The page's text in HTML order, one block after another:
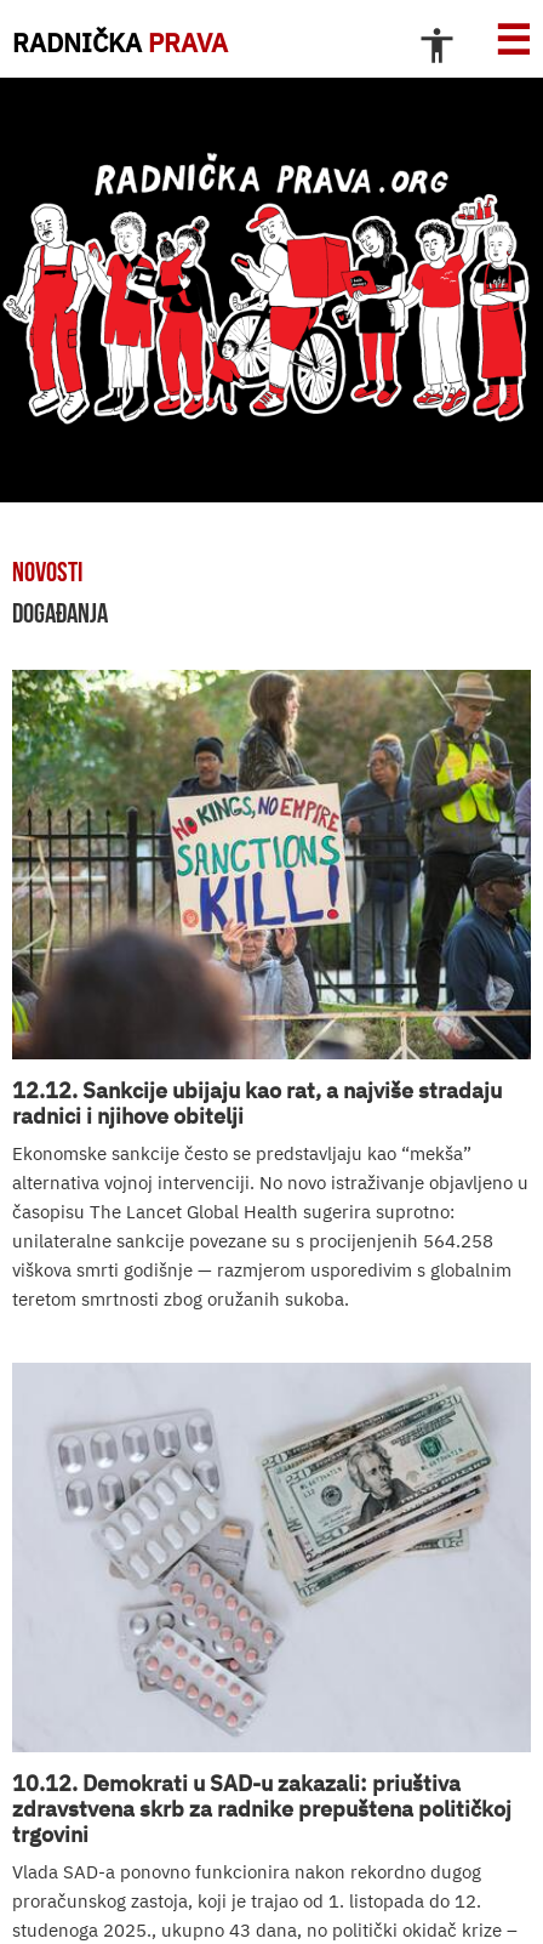
RADNIČKA PRAVA ☰
NOVOSTI
DOGAĐANJA
12.12. Sankcije ubijaju kao rat, a najviše stradaju
radnici i njihove obitelji
Ekonomske sankcije često se predstavljaju kao “mekša”
alternativa vojnoj intervenciji. No novo istraživanje objavljeno u
časopisu The Lancet Global Health sugerira suprotno:
unilateralne sankcije povezane su s procijenjenih 564.258
viškova smrti godišnje — razmjerom usporedivim s globalnim
teretom smrtnosti zbog oružanih sukoba.
10.12. Demokrati u SAD-u zakazali: priuštiva
zdravstvena skrb za radnike prepuštena političkoj
trgovini
Vlada SAD-a ponovno funkcionira nakon rekordno dugog
proračunskog zastoja, koji je trajao od 1. listopada do 12.
studenoga 2025., ukupno 43 dana, no politički okidač krize –